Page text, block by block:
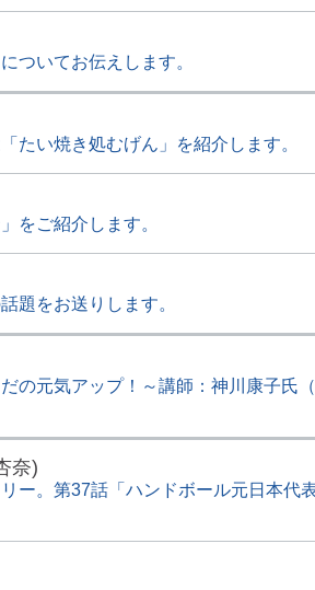
ついてお伝えします。
たい焼き処むげん」を紹介します。
をご紹介します。
題をお送りします。
の元気アップ！～講師：神川康子氏
奈)
ー。第37話「ハンドボール元日本代